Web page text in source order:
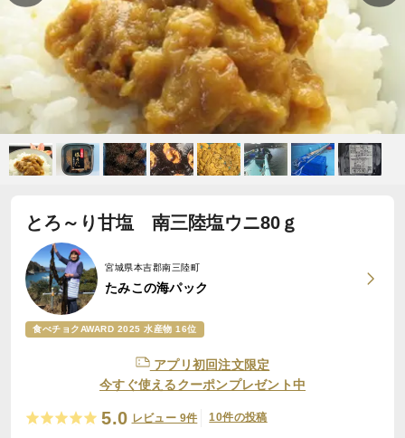
とろ～り甘塩 南三陸塩ウニ80ｇ
宮城県本吉郡南三陸町
たみこの海パック
食べチョクAWARD 2025 水産物 16位
アプリ初回注文限定
今すぐ使えるクーポンプレゼント中
5.0 レビュー 9件 10件の投稿